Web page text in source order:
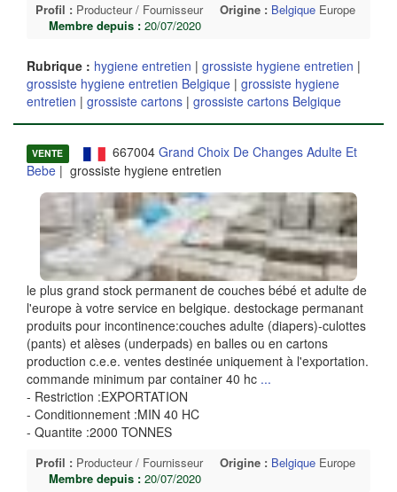
Profil : Producteur / Fournisseur Origine : Belgique Europe
Membre depuis : 20/07/2020
Rubrique : hygiene entretien | grossiste hygiene entretien |
grossiste hygiene entretien Belgique | grossiste hygiene
entretien | grossiste cartons | grossiste cartons Belgique
VENTE 667004 Grand Choix De Changes Adulte Et
Bebe | grossiste hygiene entretien
le plus grand stock permanent de couches bébé et adulte de
l'europe à votre service en belgique. destockage permanant
produits pour incontinence:couches adulte (diapers)-culottes
(pants) et alèses (underpads) en balles ou en cartons
production c.e.e. ventes destinée uniquement à l'exportation.
commande minimum par container 40 hc ...
- Restriction :EXPORTATION
- Conditionnement :MIN 40 HC
- Quantite :2000 TONNES
Profil : Producteur / Fournisseur Origine : Belgique Europe
Membre depuis : 20/07/2020